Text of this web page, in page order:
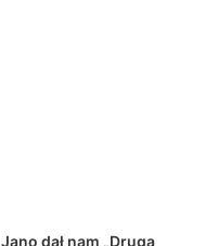
Jano dał nam „Drugą